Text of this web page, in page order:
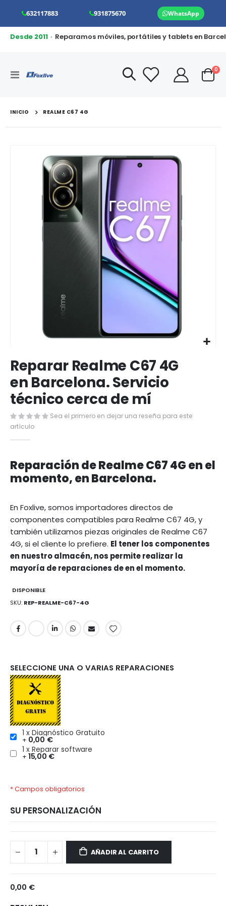
632117883 931875670 WhatsApp
Desde 2011· Reparamos móviles, portátiles y tablets en
Toggle
Cart
0
INICIO REALME C67 4G
imágenes
al
comienzo
de
la
galería
de
imágenes
Reparar Realme C67 4G
en Barcelona. Servicio
técnico cerca de mí
Sea el primero en dejar una reseña para este
artículo
Reparación de Realme C67 4G en el
momento, en Barcelona.
En Foxlive, somos importadores directos de
componentes compatibles para Realme C67 4G, y
también utilizamos piezas originales de Realme C67
4G, si el cliente lo prefiere. El tener los componentes
en nuestro almacén, nos permite realizar la
mayoría de reparaciones de en el momento.
DISPONIBLE
SKU REP-REALME-C67-4G
SELECCIONE UNA O VARIAS REPARACIONES
1 x Diagnóstico Gratuito
+ 0,00 €
1 x Reparar software
+ 15,00 €
* Campos obligatorios
SU PERSONALIZACIÓN
AÑADIR AL CARRITO
0,00 €